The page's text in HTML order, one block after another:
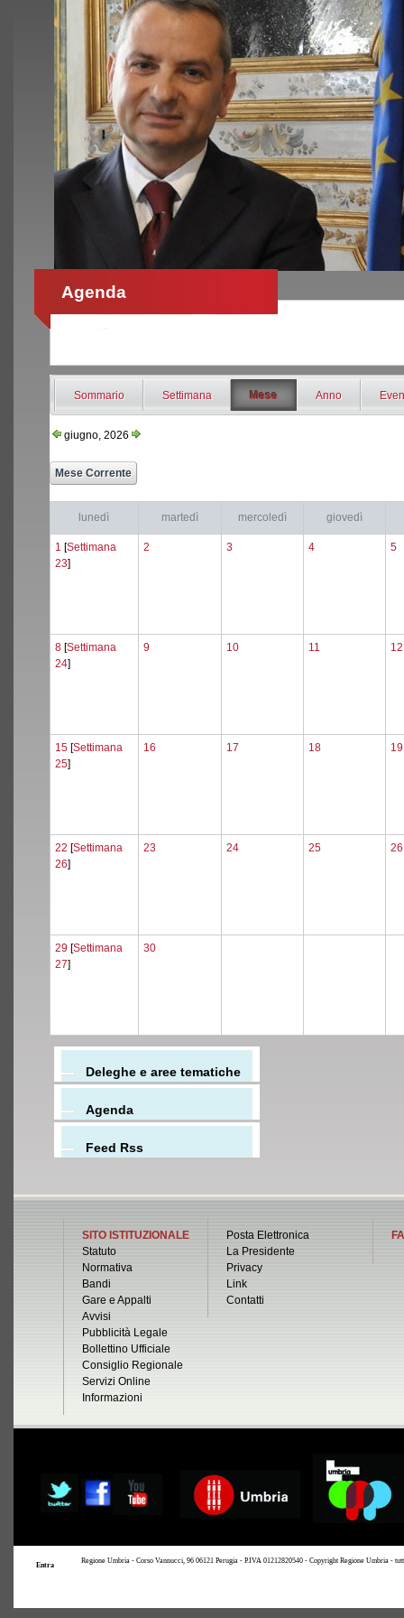
Agenda
Sommario Settimana Mese Anno
giugno, 2026
lunedì martedì mercoledì giovedì
1 [Settimana
23]
2 3 4 5
8 [Settimana
24]
9 10 11 12
15 [Settimana
25]
16 17 18 19
22 [Settimana
26]
23 24 25 26
29 [Settimana
27]
30
Deleghe e aree tematiche
Agenda
Feed Rss
SITO ISTITUZIONALE
Statuto
Normativa
Bandi
Gare e Appalti
Avvisi
Pubblicità Legale
Bollettino Ufficiale
Consiglio Regionale
Servizi Online
Informazioni
Posta Elettronica
La Presidente
Privacy
Link
Contatti
Entra
Regione Umbria - Corso Vannucci, 96 06121 Perugia - P.IVA 01212820540 - Copyright Regione Umbria -